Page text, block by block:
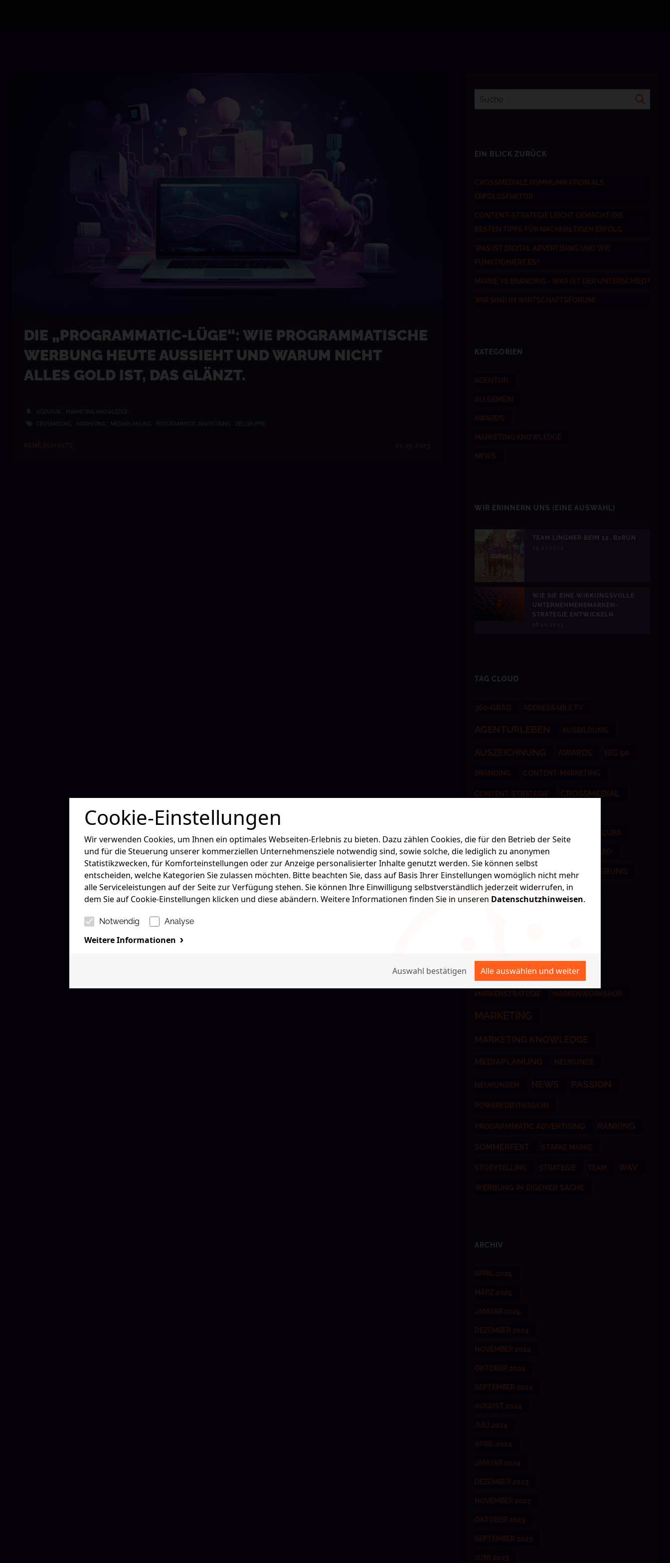
DIE „PROGRAMMATIC-LÜGE“: WIE PROGRAMMATISCHE
WERBUNG HEUTE AUSSIEHT UND WARUM NICHT
ALLES GOLD IST, DAS GLÄNZT.
AGENTUR MARKETING KNOWLEDGE
CROSSMEDIAL MARKETING MEDIAPLANUNG PROGRAMMATIC ADVERTISING ZIELGRUPPE
RENÉ SCHULTZ 21.09.2023
EIN BLICK ZURÜCK
CROSSMEDIALE KOMMUNIKATION ALS
ERFOLGSFAKTOR
CONTENT-STRATEGIE LEICHT GEMACHT: DIE
BESTEN TIPPS FÜR NACHHALTIGEN ERFOLG
WAS IST DIGITAL ADVERTISING UND WIE
FUNKTIONIERT ES?
MARKE VS BRANDING - WAS IST DER UNTERSCHIED?
WIR SIND IM WIRTSCHAFTSFORUM!
KATEGORIEN
AGENTUR
ALLGEMEIN
AWARDS
MARKETING KNOWLEDGE
NEWS
WIR ERINNERN UNS (EINE AUSWAHL)
TEAM LINGNER BEIM 12. B2RUN
25.07.2024
WIE SIE EINE WIRKUNGSVOLLE
UNTERNEHMENSMARKEN-
STRATEGIE ENTWICKELN
18.10.2023
TAG CLOUD
360-GRAD ADDRESSABLE TV
AGENTURLEBEN AUSBILDUNG
AUSZEICHNUNG AWARDS BIG 50
BRANDING CONTENT-MARKETING
CONTENT-STRATEGIE CROSSMEDIAL
CUBA
CUSTOMER CENTRICITY DASHBOARD
DIGITAL ADVERTISING DIGITALISIERUNG
EMOTIONAL BRANDBUILDING
KI IM MARKETING MARKE
MARKENSTRATEGIE MARKENWORKSHOP
MARKETING
MARKETING KNOWLEDGE
MEDIAPLANUNG NEUKUNDE
NEUKUNDEN NEWS PASSION
POWEREDBYPASSION
PROGRAMMATIC ADVERTISING RANKING
SOMMERFEST STARKE MARKE
STORYTELLING STRATEGIE TEAM W&V
WERBUNG IN EIGENER SACHE
ARCHIV
APRIL 2025
MÄRZ 2025
JANUAR 2025
DEZEMBER 2024
NOVEMBER 2024
OKTOBER 2024
SEPTEMBER 2024
AUGUST 2024
JULI 2024
APRIL 2024
JANUAR 2024
DEZEMBER 2023
NOVEMBER 2023
OKTOBER 2023
SEPTEMBER 2023
JUNI 2023
Cookie-Einstellungen
Wir verwenden Cookies, um Ihnen ein optimales Webseiten-Erlebnis zu bieten. Dazu zählen Cookies, die für den Betrieb der Seite
und für die Steuerung unserer kommerziellen Unternehmensziele notwendig sind, sowie solche, die lediglich zu anonymen
Statistikzwecken, für Komforteinstellungen oder zur Anzeige personalisierter Inhalte genutzt werden. Sie können selbst
entscheiden, welche Kategorien Sie zulassen möchten. Bitte beachten Sie, dass auf Basis Ihrer Einstellungen womöglich nicht mehr
alle Serviceleistungen auf der Seite zur Verfügung stehen. Sie können Ihre Einwilligung selbstverständlich jederzeit widerrufen, in
dem Sie auf Cookie-Einstellungen klicken und diese abändern. Weitere Informationen finden Sie in unseren Datenschutzhinweisen.
Notwendig Analyse
Weitere Informationen